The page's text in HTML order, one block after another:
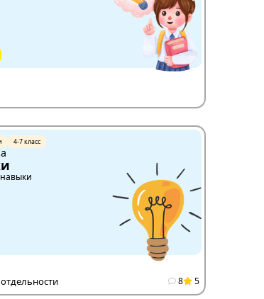
4-7 класс
8 5